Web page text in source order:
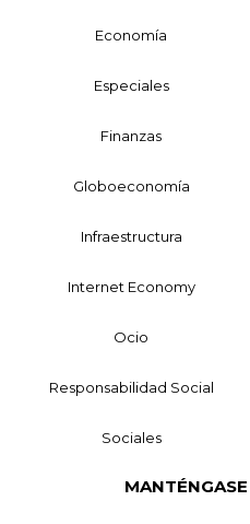
Economía
Especiales
Finanzas
Globoeconomía
Infraestructura
Internet Economy
Ocio
Responsabilidad Social
Sociales